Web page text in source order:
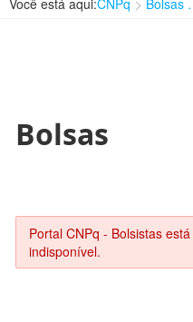
Você está aqui:CNPq
Bolsas
Portal CNPq - Bolsistas
indisponível.